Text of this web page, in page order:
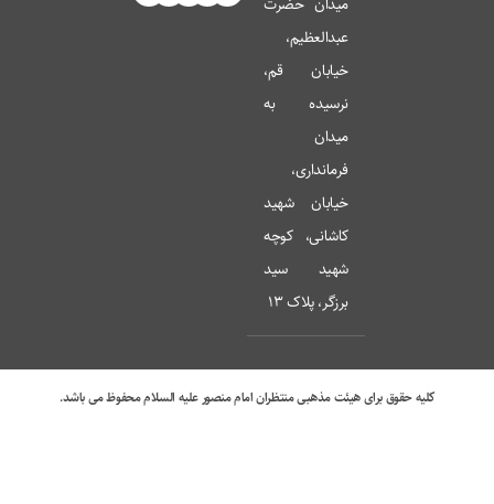
عبدالعظیم،
خیابان قم،
نرسیده به
میدان
فرمانداری،
خیابان شهید
کاشانی، کوچه
شهید سید
برزگر، پلاک 13
کلیه حقوق برای هیئت مذهبی منتظران امام منصور علیه السلام محفوظ می باشد.